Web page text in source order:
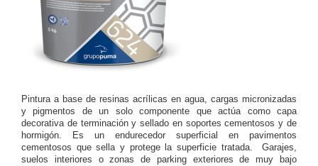
Pintura a base de resinas acrílicas en agua, cargas micronizadas
y pigmentos de un solo componente que actúa como capa
decorativa de terminación y sellado en soportes cementosos y de
hormigón. Es un endurecedor superficial en pavimentos
cementosos que sella y protege la superficie tratada. Garajes,
suelos interiores o zonas de parking exteriores de muy bajo